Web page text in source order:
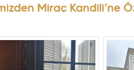
Miraç Kandili’ne